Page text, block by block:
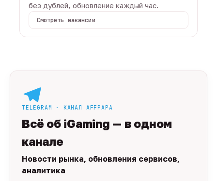
без дублей, обновление каждый час.
Смотреть вакансии
TELEGRAM · КАНАЛ AFFPAPA
Всё об iGaming — в одном
канале
Новости рынка, обновления сервисов,
аналитика